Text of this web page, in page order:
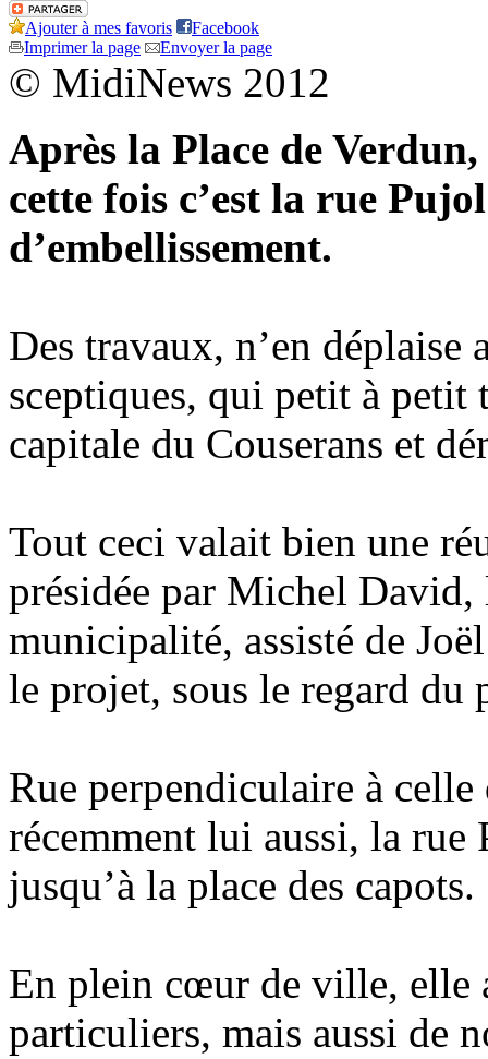
Ajouter à mes favoris
Facebook
Imprimer la page
Envoyer la page
© MidiNews 2012
Après la Place de
cette fois c’est la rue
d’embellissement.
Des travaux, n’en déplaise
sceptiques, qui petit à
capitale du Couserans et
Tout ceci valait bien une
présidée par Michel
municipalité, assisté de
le projet, sous le regard
Rue perpendiculaire à
récemment lui aussi, la
jusqu’à la place des capots.
En plein cœur de ville, elle
particuliers, mais aussi de